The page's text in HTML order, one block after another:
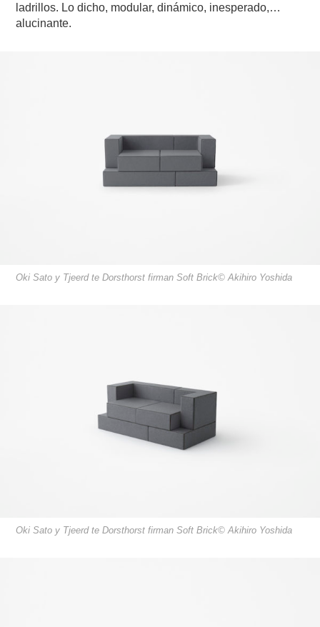
ladrillos. Lo dicho, modular, dinámico, inesperado,…
alucinante.
Oki Sato y Tjeerd te Dorsthorst firman Soft Brick© Akihiro Yoshida
Oki Sato y Tjeerd te Dorsthorst firman Soft Brick© Akihiro Yoshida